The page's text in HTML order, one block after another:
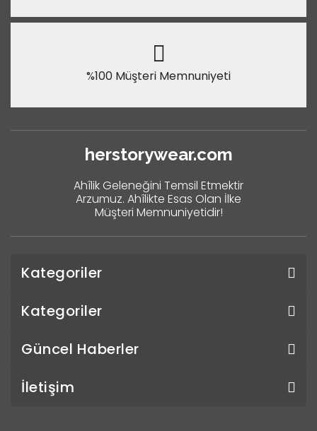
%100 Müşteri Memnuniyeti
herstorywear.com
Ahîlik Geleneğini Temsil Etmektir
Arzumuz. Ahîlikte Esas Olan İlke
Müşteri Memnuniyetidir!
Kategoriler
Kategoriler
Güncel Haberler
İletişim